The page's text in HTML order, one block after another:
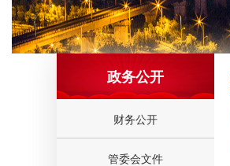
政务公开
财务公开
管委会文件